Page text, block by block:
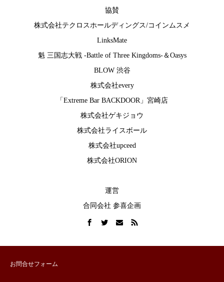
協賛
株式会社テクロスホールディングス/コインムスメ
LinksMate
魁 三国志大戦 -Battle of Three Kingdoms-＆Oasys
BLOW 渋谷
株式会社every
「Extreme Bar BACKDOOR」宮崎店
株式会社ゲキジョウ
株式会社ライスボール
株式会社upceed
株式会社ORION
運営
合同会社 参喜企画
お問合せフォーム